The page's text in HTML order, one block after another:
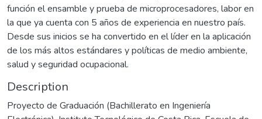
función el ensamble y prueba de microprocesadores, labor en
la que ya cuenta con 5 años de experiencia en nuestro país.
Desde sus inicios se ha convertido en el líder en la aplicación
de los más altos estándares y políticas de medio ambiente,
salud y seguridad ocupacional.
Description
Proyecto de Graduación (Bachillerato en Ingeniería